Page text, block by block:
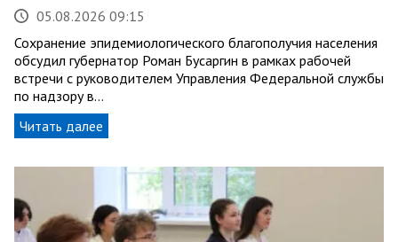
05.08.2026 09:15
Сохранение эпидемиологического благополучия населения
обсудил губернатор Роман Бусаргин в рамках рабочей
встречи с руководителем Управления Федеральной службы
по надзору в…
Читать далее